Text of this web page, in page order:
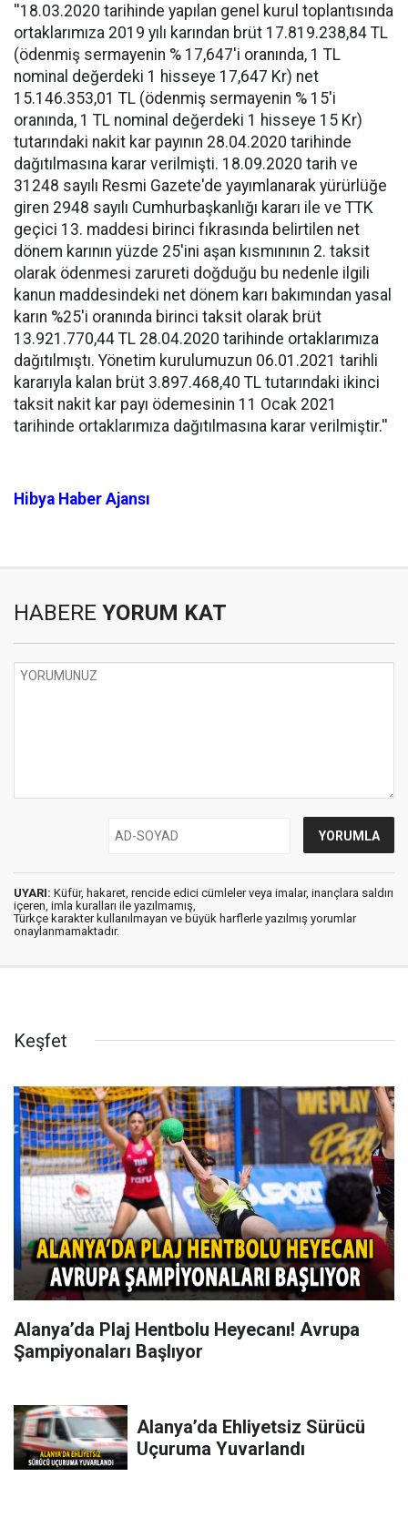
''18.03.2020 tarihinde yapılan genel kurul toplantısında
ortaklarımıza 2019 yılı karından brüt 17.819.238,84 TL
(ödenmiş sermayenin % 17,647'i oranında, 1 TL
nominal değerdeki 1 hisseye 17,647 Kr) net
15.146.353,01 TL (ödenmiş sermayenin % 15'i
oranında, 1 TL nominal değerdeki 1 hisseye 15 Kr)
tutarındaki nakit kar payının 28.04.2020 tarihinde
dağıtılmasına karar verilmişti. 18.09.2020 tarih ve
31248 sayılı Resmi Gazete'de yayımlanarak yürürlüğe
giren 2948 sayılı Cumhurbaşkanlığı kararı ile ve TTK
geçici 13. maddesi birinci fıkrasında belirtilen net
dönem karının yüzde 25'ini aşan kısmınının 2. taksit
olarak ödenmesi zarureti doğduğu bu nedenle ilgili
kanun maddesindeki net dönem karı bakımından yasal
karın %25'i oranında birinci taksit olarak brüt
13.921.770,44 TL 28.04.2020 tarihinde ortaklarımıza
dağıtılmıştı. Yönetim kurulumuzun 06.01.2021 tarihli
kararıyla kalan brüt 3.897.468,40 TL tutarındaki ikinci
taksit nakit kar payı ödemesinin 11 Ocak 2021
tarihinde ortaklarımıza dağıtılmasına karar verilmiştir.''
Hibya Haber Ajansı
HABERE YORUM KAT
UYARI: Küfür, hakaret, rencide edici cümleler veya imalar, inançlara saldırı
içeren, imla kuralları ile yazılmamış,
Türkçe karakter kullanılmayan ve büyük harflerle yazılmış yorumlar
onaylanmamaktadır.
Keşfet
Alanya’da Plaj Hentbolu Heyecanı! Avrupa
Şampiyonaları Başlıyor
Alanya’da Ehliyetsiz Sürücü
Uçuruma Yuvarlandı